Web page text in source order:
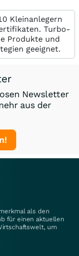
Kleinanlegern
Turbo-
Produkte und
geeignet.
Newsletter
aus der
als den
für einen aktuellen
um